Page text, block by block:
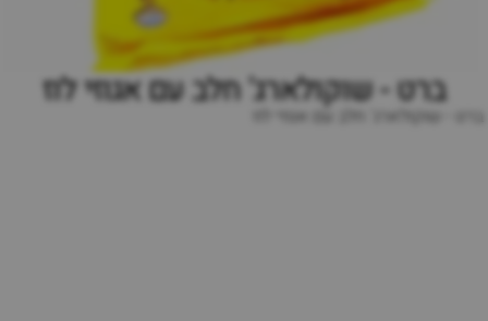
ברט - שוקולארג' חלב עם אגוזי לוז
ברט - שוקולארג' חלב עם אגוזי לוז